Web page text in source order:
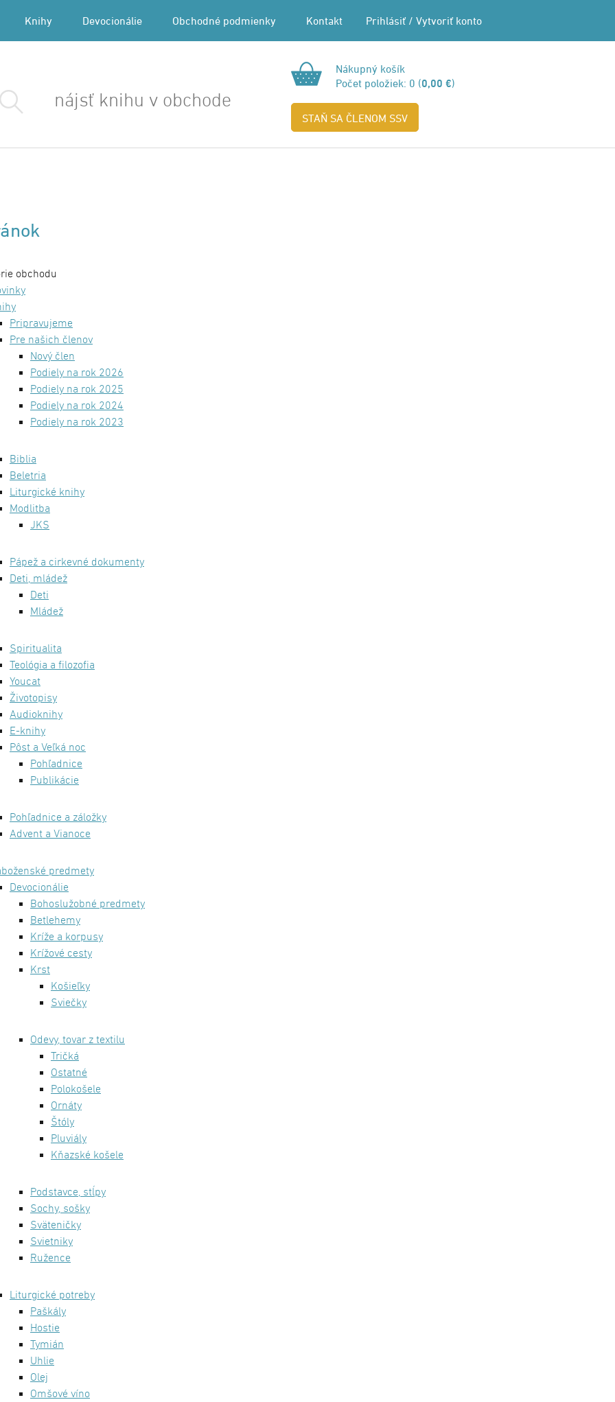
Knihy Devocionálie Obchodné podmienky Kontakt Prihlásiť / Vytvoriť konto
Nákupný košík
Počet položiek: 0 (0,00 €)
STAŇ SA ČLENOM SSV
obchodu
Pripravujeme
Pre našich členov
Nový člen
Podiely na rok 2026
Podiely na rok 2025
Podiely na rok 2024
Podiely na rok 2023
Biblia
Beletria
Liturgické knihy
Modlitba
JKS
Pápež a cirkevné dokumenty
Deti, mládež
Deti
Mládež
Spiritualita
Teológia a filozofia
Youcat
Životopisy
Audioknihy
E-knihy
Pôst a Veľká noc
Pohľadnice
Publikácie
Pohľadnice a záložky
Advent a Vianoce
predmety
Devocionálie
Bohoslužobné predmety
Betlehemy
Kríže a korpusy
Krížové cesty
Krst
Košieľky
Sviečky
Odevy, tovar z textilu
Tričká
Ostatné
Polokošele
Ornáty
Štóly
Pluviály
Kňazské košele
Podstavce, stĺpy
Sochy, sošky
Sväteničky
Svietniky
Ružence
Liturgické potreby
Paškály
Hostie
Tymián
Uhlie
Olej
Omšové víno